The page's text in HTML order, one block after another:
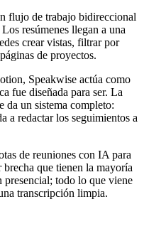
flujo de trabajo bidireccional
resúmenes llegan a una
crear vistas, filtrar por
de proyectos.
Speakwise actúa como
fue diseñada para ser. La
da un sistema completo:
a redactar los seguimientos a
de reuniones con IA para
que tienen la mayoría
presencial; todo lo que viene
transcripción limpia.